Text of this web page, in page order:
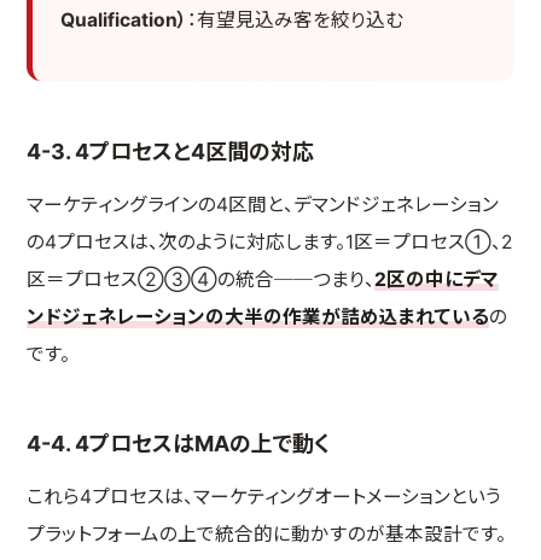
Qualification） ：有望見込み客を絞り込む
4-3. 4プロセスと4区間の対応
マーケティングラインの4区間と、デマンドジェネレーション
の4プロセスは、次のように対応します。1区＝プロセス①、2
区＝プロセス②③④の統合──つまり、2区の中にデマ
ンドジェネレーションの大半の作業が詰め込まれているの
です。
4-4. 4プロセスはMAの上で動く
これら4プロセスは、マーケティングオートメーションという
プラットフォームの上で統合的に動かすのが基本設計です。